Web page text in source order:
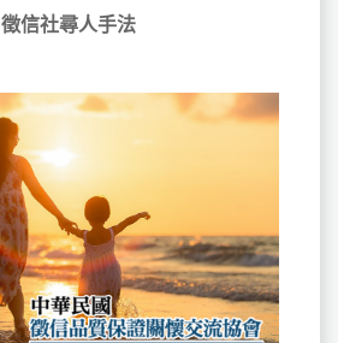
徵信社尋人手法